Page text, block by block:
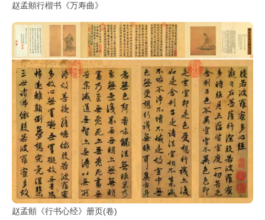
赵孟頫行楷书《万寿曲》
赵孟頫《行书心经》册页(卷)